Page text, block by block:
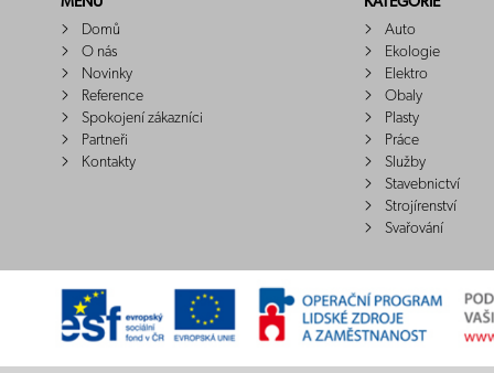
Domů
O nás
Novinky
Reference
Spokojení zákazníci
Partneři
Kontakty
Auto
Ekologie
Elektro
Obaly
Plasty
Práce
Služby
Stavebnictví
Strojírenství
Svařování